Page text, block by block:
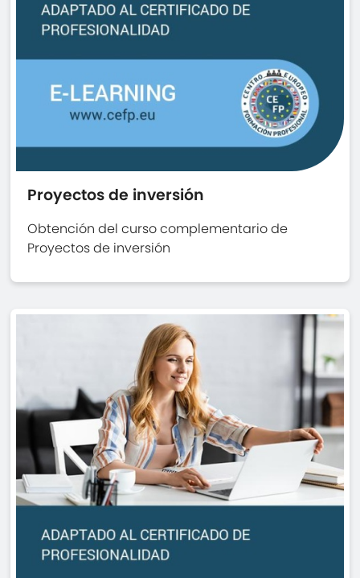
Proyectos de inversión
Obtención del curso complementario de
Proyectos de inversión